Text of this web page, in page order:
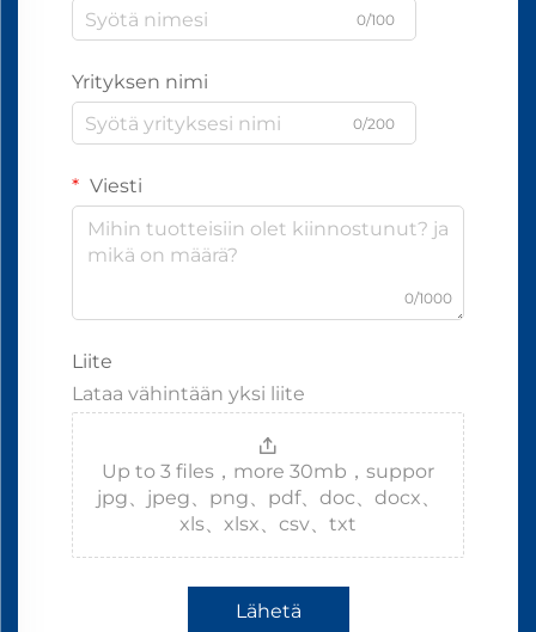
0/100
Yrityksen nimi
0/200
Viesti
0/1000
Liite
Lataa vähintään yksi liite
Up to 3 files，more 30mb，suppor
jpg、jpeg、png、pdf、doc、docx、
xls、xlsx、csv、txt
Lähetä